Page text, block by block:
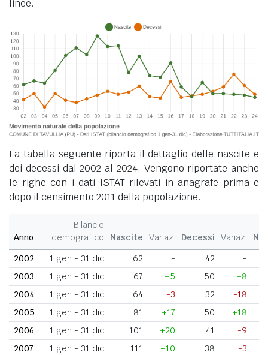
linee.
La tabella seguente riporta il dettaglio delle nascite e
dei decessi dal 2002 al 2024. Vengono riportate anche
le righe con i dati ISTAT rilevati in anagrafe prima e
dopo il censimento 2011 della popolazione.
Anno
Bilancio
demografico
Nascite Variaz. Decessi Variaz.
2002
1 gen - 31 dic 62 - 42
-
2003
1 gen - 31 dic 67 +5 50
+8
2004
1 gen - 31 dic 64 -3 32
-18
2005
1 gen - 31 dic 81 +17 50
+18
2006
1 gen - 31 dic 101 +20 41
-9
2007
1 gen - 31 dic 111 +10 38
-3